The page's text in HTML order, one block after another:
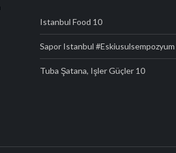
Istanbul Food 10
Sapor Istanbul #eskiusulsempozyum
Tuba Şatana, Işler Güçler10